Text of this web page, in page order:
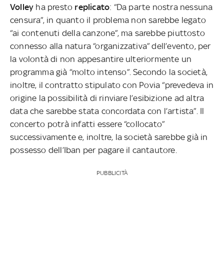
Volley ha presto replicato: “Da parte nostra nessuna
censura”, in quanto il problema non sarebbe legato
“ai contenuti della canzone”, ma sarebbe piuttosto
connesso alla natura “organizzativa” dell’evento, per
la volontà di non appesantire ulteriormente un
programma già “molto intenso”. Secondo la società,
inoltre, il contratto stipulato con Povia “prevedeva in
origine la possibilità di rinviare l’esibizione ad altra
data che sarebbe stata concordata con l’artista”. Il
concerto potrà infatti essere “collocato”
successivamente e, inoltre, la società sarebbe già in
possesso dell’Iban per pagare il cantautore.
PUBBLICITÀ